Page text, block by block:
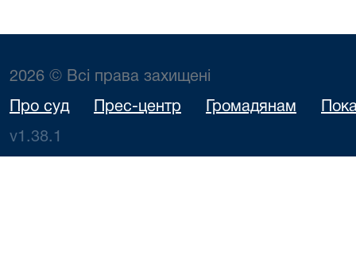
2026 © Всі права захищені
Про суд Прес-центр Громадянам
v1.38.1